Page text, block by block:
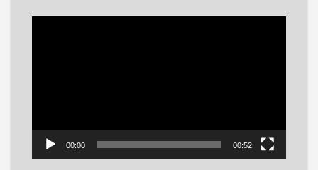
00:00 00:52